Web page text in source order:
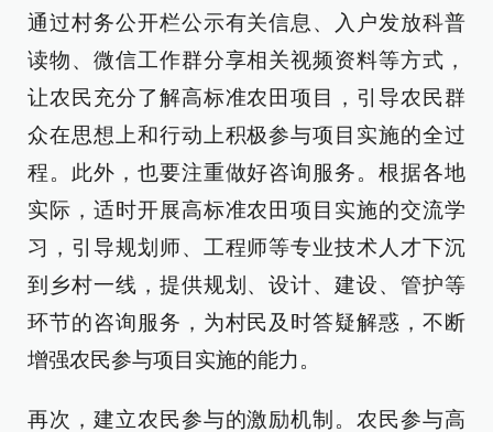
通过村务公开栏公示有关信息、入户发放科普
读物、微信工作群分享相关视频资料等方式，
让农民充分了解高标准农田项目，引导农民群
众在思想上和行动上积极参与项目实施的全过
程。此外，也要注重做好咨询服务。根据各地
实际，适时开展高标准农田项目实施的交流学
习，引导规划师、工程师等专业技术人才下沉
到乡村一线，提供规划、设计、建设、管护等
环节的咨询服务，为村民及时答疑解惑，不断
增强农民参与项目实施的能力。
再次，建立农民参与的激励机制。农民参与高